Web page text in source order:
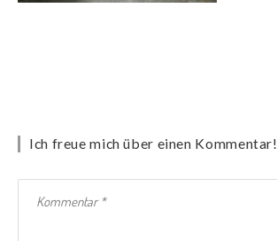
Ich freue mich über einen Kommentar!